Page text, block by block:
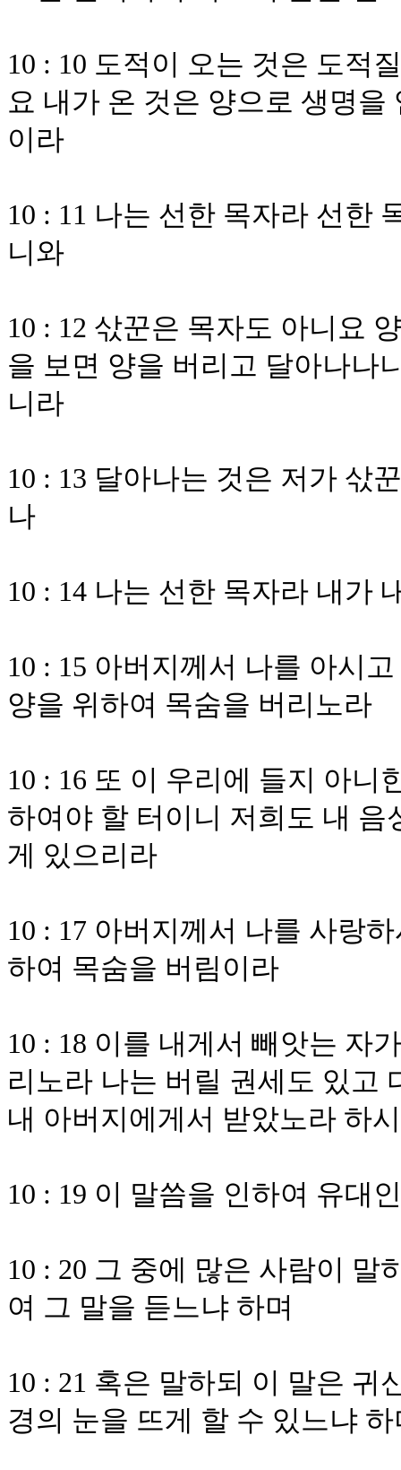
10 : 10 도적이 오는 것은 도적
요 내가 온 것은 양으로 생명
이라
10 : 11 나는 선한 목자라 선한
니와
10 : 12 삯꾼은 목자도 아니요
을 보면 양을 버리고 달아나나
니라
10 : 13 달아나는 것은 저가 삯
나
10 : 14 나는 선한 목자라 내가
10 : 15 아버지께서 나를 아시
양을 위하여 목숨을 버리노라
10 : 16 또 이 우리에 들지 아니
하여야 할 터이니 저희도 내
게 있으리라
10 : 17 아버지께서 나를 사랑
하여 목숨을 버림이라
10 : 18 이를 내게서 빼앗는 자
리노라 나는 버릴 권세도 있고
내 아버지에게서 받았노라 하
10 : 19 이 말씀을 인하여 유대
10 : 20 그 중에 많은 사람이
여 그 말을 듣느냐 하며
10 : 21 혹은 말하되 이 말은 귀
경의 눈을 뜨게 할 수 있느냐